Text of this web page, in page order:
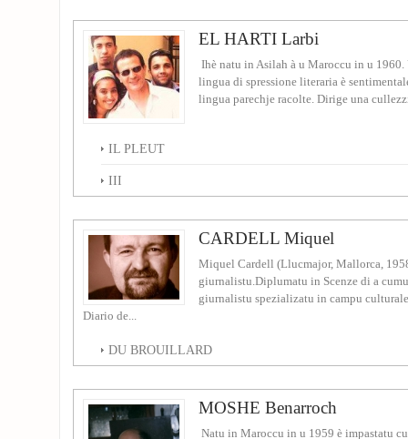
EL HARTI Larbi
Ihè natu in Asilah à u Maroccu in u 1960.
lingua di spressione literaria è
lingua parechje racolte. Dirige una
IL PLEUT
III
CARDELL Miquel
Miquel Cardell (Llucmajor, Mallorca,
giurnalistu.Diplumatu in Scenze di a
giurnalistu spezializatu in campu
Diario de...
DU BROUILLARD
MOSHE Benarroch
Natu in Maroccu in u 1959 è impastatu